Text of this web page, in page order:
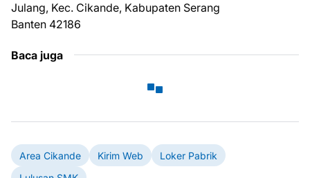
Julang, Kec. Cikande, Kabupaten Serang
Banten 42186
Baca juga
Area Cikande Kirim Web
Loker Pabrik